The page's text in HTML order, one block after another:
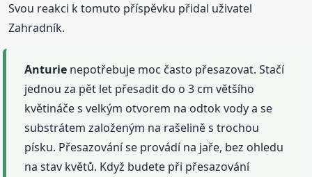
Svou reakci k tomuto příspěvku přidal uživatel
Zahradník.
Anturie nepotřebuje moc často přesazovat. Stačí
jednou za pět let přesadit do o 3 cm většího
květináče s velkým otvorem na odtok vody a se
substrátem založeným na rašelině s trochou
písku. Přesazování se provádí na jaře, bez ohledu
na stav květů. Když budete při přesazování